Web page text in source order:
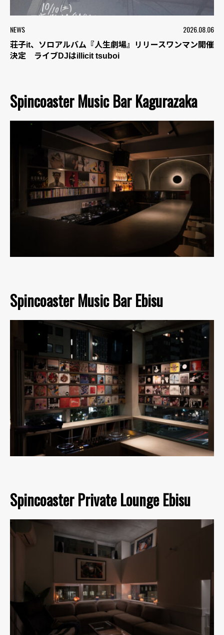
NEWS 2026.08.06
荘子it、ソロアルバム『人生劇場』リリースワンマン開催
決定 ライブDJはillicit tsuboi
Spincoaster Music Bar Kagurazaka
Spincoaster Music Bar Ebisu
Spincoaster Private Lounge Ebisu